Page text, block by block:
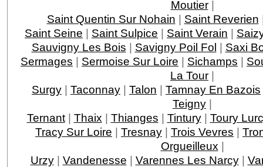
Moutier|
Saint Quentin Sur Nohain | Saint Reverien
Saint Seine | Saint Sulpice | Saint Verain |
Sauvigny Les Bois | Savigny Poil Fol | Saxi
Sermages | Sermoise Sur Loire | Sichamps |
La Tour |
Surgy | Taconnay | Talon | Tamnay En Bazois
Teigny |
Ternant| Thaix | Thianges | Tintury| Toury
Tracy Sur Loire | Tresnay | Trois Vevres |
Orgueilleux |
Urzy| Vandenesse | Varennes Les Narcy|